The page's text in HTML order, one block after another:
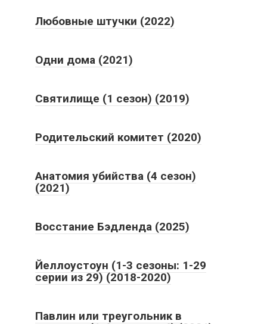
Любовные штучки (2022)
Одни дома (2021)
Святилище (1 сезон) (2019)
Родительский комитет (2020)
Анатомия убийства (4 сезон)
(2021)
Восстание Бэдленда (2025)
Йеллоустоун (1-3 сезоны: 1-29
серии из 29) (2018-2020)
Павлин или треугольник в